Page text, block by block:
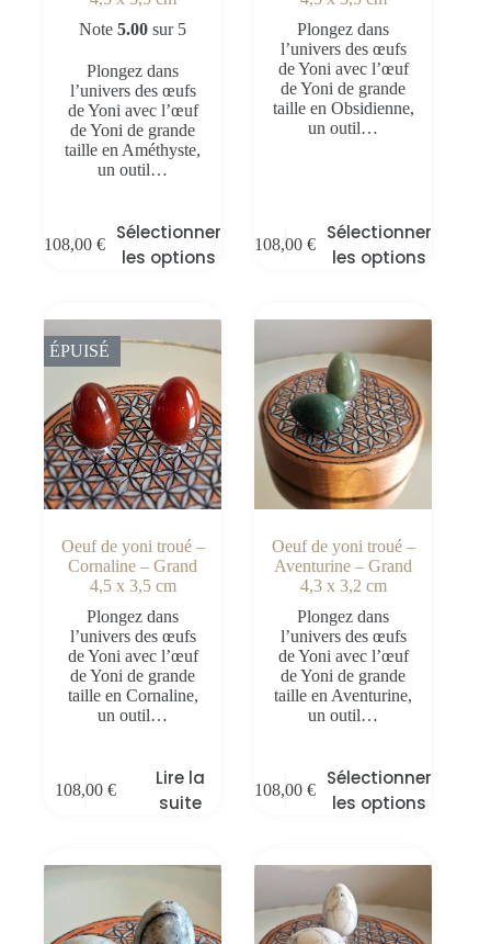
Note5.00 sur 5
Plongez dans
l’univers des œufs
de Yoni avec l’œuf
de Yoni de grande
taille en Améthyste,
un outil…
108,00€
Sélectionner
les options
Plongez dans
l’univers des œufs
de Yoni avec l’œuf
de Yoni de grande
taille en Obsidienne,
un outil…
108,00€
Sélectionner
les options
ÉPUISÉ
Oeuf de yoni troué –
Cornaline – Grand
4,5 x 3,5 cm
Plongez dans
l’univers des œufs
de Yoni avec l’œuf
de Yoni de grande
taille en Cornaline,
un outil…
108,00€
Lire la
suite
Oeuf de yoni troué –
Aventurine – Grand
4,3 x 3,2 cm
Plongez dans
l’univers des œufs
de Yoni avec l’œuf
de Yoni de grande
taille en Aventurine,
un outil…
108,00€
Sélectionner
les options